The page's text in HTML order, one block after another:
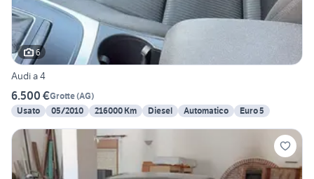
6
Audi a 4
6.500 €Grotte(AG)
Usato
05/2010 216000 Km Diesel Automatico Euro 5